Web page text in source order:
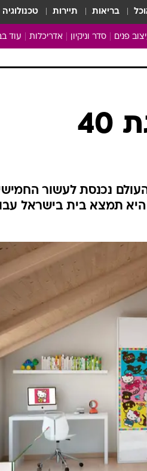
בריאות תיירות טכנולוגיה
פנים סדר וניקיון
טיפים של ניקיון
מדריך הניקיון
אדריכלות עוד
נכנסת לעשור
היא תמצא בית בישראל